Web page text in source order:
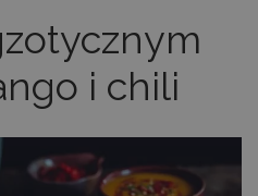
i chili